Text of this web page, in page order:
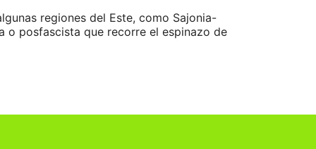
regiones del Este, como Sajonia-
o posfascista que recorre el espinazo de